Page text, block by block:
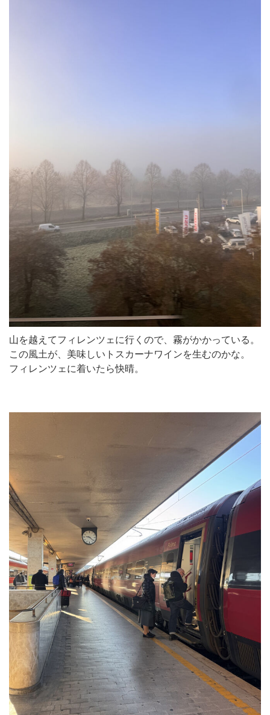
山を越えてフィレンツェに行くので、霧がかかっている。
この風土が、美味しいトスカーナワインを生むのかな。
フィレンツェに着いたら快晴。